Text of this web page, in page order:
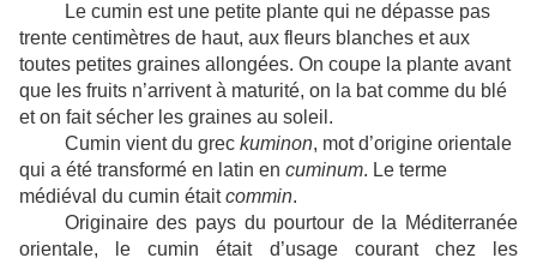
Le cumin est une petite plante qui ne dépasse pas
trente centimètres de haut, aux fleurs blanches et aux
toutes petites graines allongées. On coupe la plante avant
que les fruits n’arrivent à maturité, on la bat comme du blé
et on fait sécher les graines au soleil.
Cumin vient du grec kuminon, mot d’origine orientale
qui a été transformé en latin en cuminum. Le terme
médiéval du cumin étaitcommin.
Originaire des pays du pourtour de la Méditerranée
orientale, le cumin était d’usage courant chez les